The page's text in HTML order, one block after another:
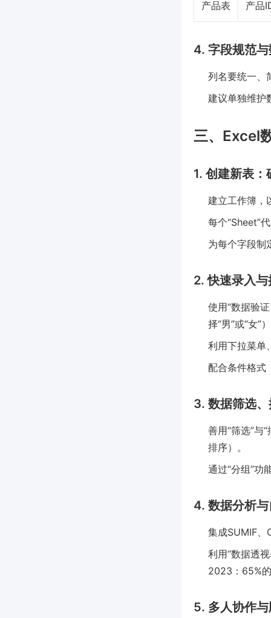
产品表 产品
4. 字段规范
列名要统一、
建议单独维护
三、Excel
1. 创建新表：
建立工作簿，
每个“Sheet”
为每个字段制
2. 快速录入
使用“数据验
择“男”或“女”
利用下拉菜单
配合条件格
3. 数据筛选
善用“筛选”与
排序）。
通过“分组”功
4. 数据分析
集成SUMIF、
利用“数据透
2023：65%
5. 多人协作